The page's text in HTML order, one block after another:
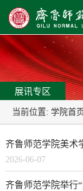
展讯专区
当前位置: 学院首页
2026-06-07
齐鲁师范学院举行